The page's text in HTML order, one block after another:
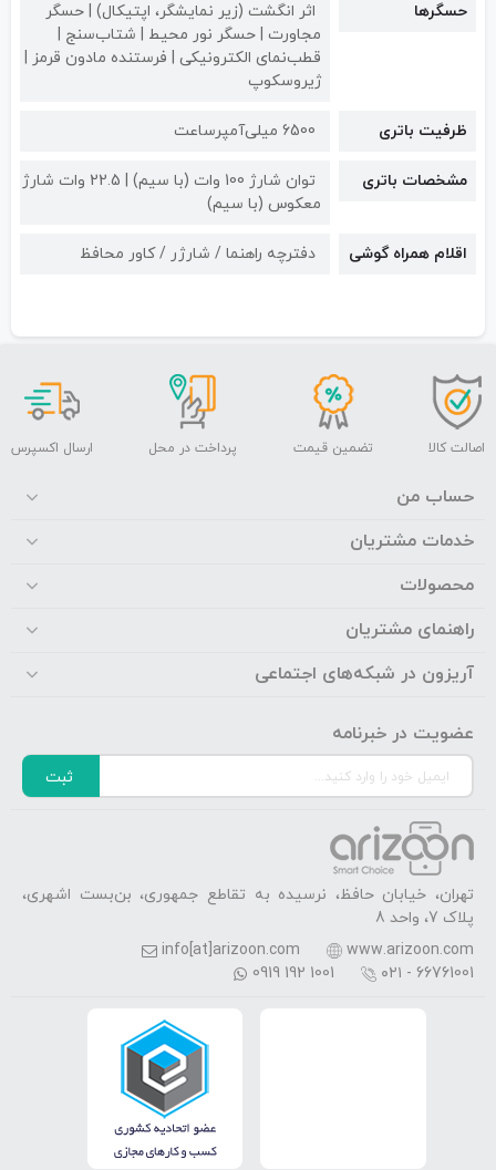
حسگرها
اثر انگشت (زیر نمایشگر، اپتیکال) | حسگر
مجاورت | حسگر نور محیط | شتاب‌سنج |
قطب‌نمای الکترونیکی | فرستنده مادون قرمز |
ژیروسکوپ
ظرفیت باتری 6500 میلی‌آمپرساعت
مشخصات باتری
توان شارژ 100 وات (با سیم) | 22.5 وات شارژ
معکوس (با سیم)
اقلام همراه گوشی دفترچه راهنما / شارژر / کاور محافظ
اصالت کالا تضمین قیمت پرداخت در محل ارسال اکسپرس
حساب من
خدمات مشتریان
محصولات
راهنمای مشتریان
آریزون در شبکه‌های اجتماعی
عضویت در خبرنامه
ثبت
تهران، خیابان حافظ، نرسیده به تقاطع جمهوری، بن‌بست اشهری،
پلاک 7، واحد 8
www.arizoon.com
info[at]arizoon.com
۰۲۱ - 66761001
0919 192 1001